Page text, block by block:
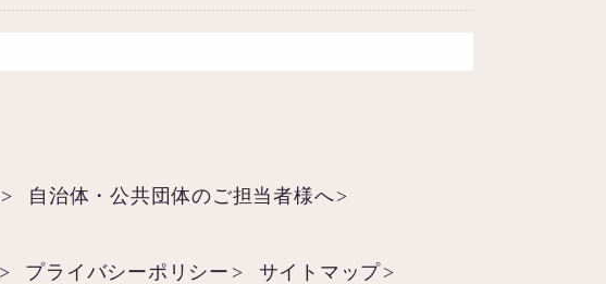
自治体・公共団体のご担当者様へ
プライバシーポリシー サイトマップ